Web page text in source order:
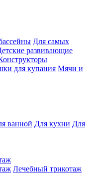
Для самых
развивающие
для купания Мячи и
ванной Для кухни Для
Лечебный трикотаж